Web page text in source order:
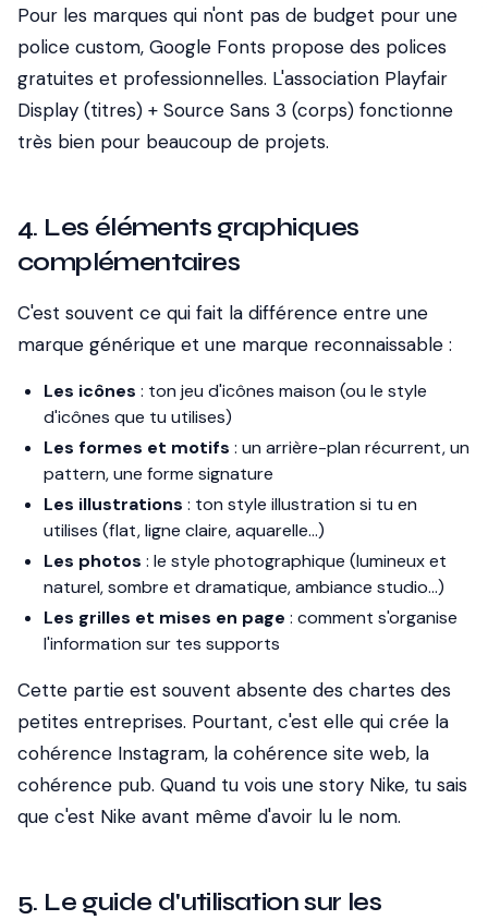
Pour les marques qui n'ont pas de budget pour une
police custom, Google Fonts propose des polices
gratuites et professionnelles. L'association Playfair
Display (titres) + Source Sans 3 (corps) fonctionne
très bien pour beaucoup de projets.
4. Les éléments graphiques
complémentaires
C'est souvent ce qui fait la différence entre une
marque générique et une marque reconnaissable :
Les icônes : ton jeu d'icônes maison (ou le style
d'icônes que tu utilises)
Les formes et motifs : un arrière-plan récurrent, un
pattern, une forme signature
Les illustrations : ton style illustration si tu en
utilises (flat, ligne claire, aquarelle...)
Les photos : le style photographique (lumineux et
naturel, sombre et dramatique, ambiance studio...)
Les grilles et mises en page : comment s'organise
l'information sur tes supports
Cette partie est souvent absente des chartes des
petites entreprises. Pourtant, c'est elle qui crée la
cohérence Instagram, la cohérence site web, la
cohérence pub. Quand tu vois une story Nike, tu sais
que c'est Nike avant même d'avoir lu le nom.
5. Le guide d'utilisation sur les